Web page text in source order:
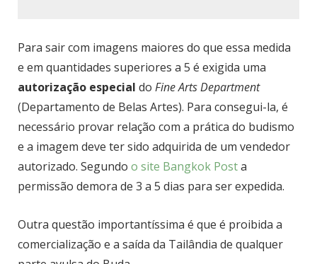
Para sair com imagens maiores do que essa medida
e em quantidades superiores a 5 é exigida uma
autorização especial do Fine Arts Department
(Departamento de Belas Artes). Para consegui-la, é
necessário provar relação com a prática do budismo
e a imagem deve ter sido adquirida de um vendedor
autorizado. Segundo o site Bangkok Posta
permissão demora de 3 a 5 dias para ser expedida.
Outra questão importantíssima é que é proibida a
comercialização e a saída da Tailândia de qualquer